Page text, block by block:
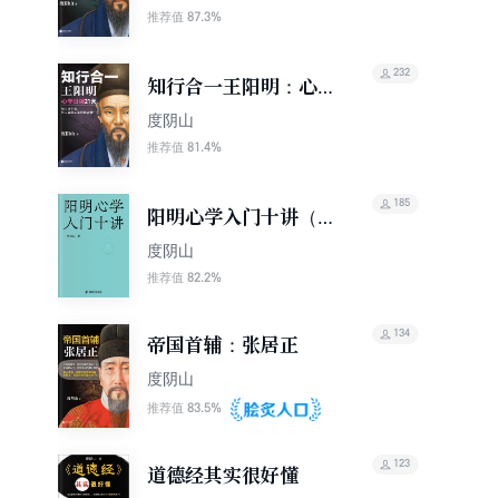
推荐值 87.3%
知行合一王阳明：心学
日课21天
度阴山
推荐值 81.4%
232
阳明心学入门十讲（微
信读书特别版）
度阴山
推荐值 82.2%
185
帝国首辅：张居正
度阴山
推荐值 83.5%
134
道德经其实很好懂
123